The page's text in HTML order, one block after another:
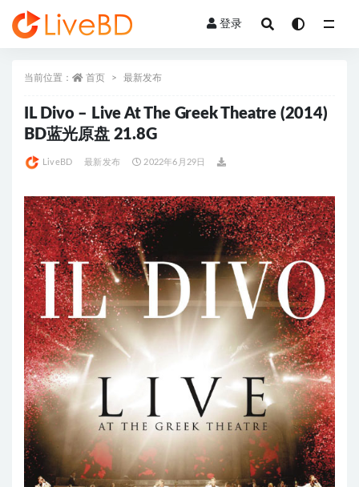
登录
当前位置： 首页 最新发布
IL Divo – Live At The Greek Theatre (2014)
BD蓝光原盘 21.8G
LiveBD 最新发布 2022年6月29日